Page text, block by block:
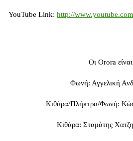
YouTube Link: http://
Οι Orora
Φωνή: Αγγελική
Κιθάρα/Πλήκτρα/Φωνή:
Κιθάρα: Σταμάτης